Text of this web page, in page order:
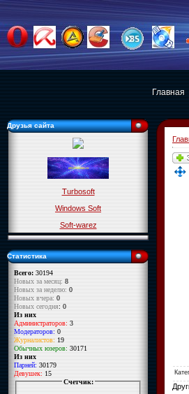
Главная
Друзья сайта
Turbosoft
Windows Soft
Soft-warez
Статистика
Всего:30194
Новых за месяц:8
Новых за неделю:0
Новых вчера:0
Новых сегодня: 0
Из них
Администраторов:3
Модераторов:0
Журналистов:19
Обычных юзеров:30171
Из них
Парней:30179
Девушек:15
Счетчик: